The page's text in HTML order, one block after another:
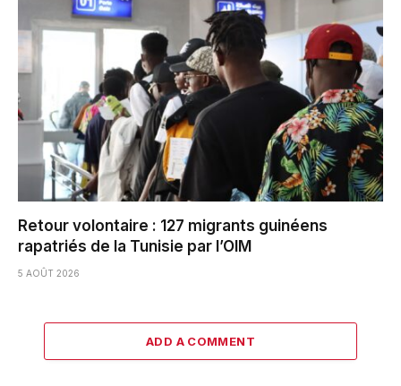
Retour volontaire : 127 migrants guinéens
rapatriés de la Tunisie par l’OIM
5 AOÛT 2026
ADD A COMMENT